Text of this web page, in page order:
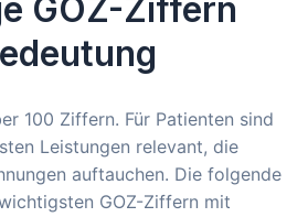
GOZ-Ziffern
100 Ziffern. Für Patienten sind
Leistungen relevant, die
auftauchen. Die folgende
GOZ-Ziffern mit